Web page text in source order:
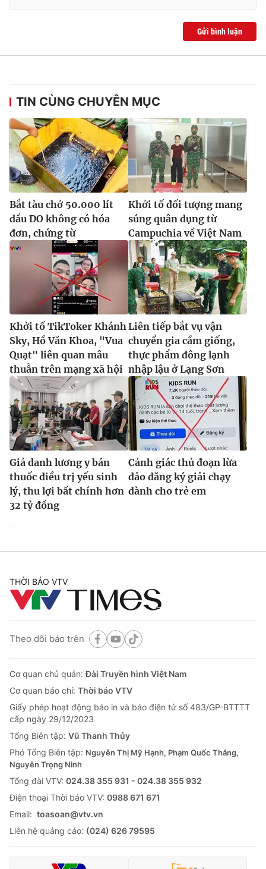
Gửi bình luận
TIN CÙNG CHUYÊN MỤC
Bắt tàu chở 50.000 lít
dầu DO không có hóa
đơn, chứng từ
Khởi tố đối tượng mang
súng quân dụng từ
Campuchia về Việt Nam
Khởi tố TikToker Khánh
Sky, Hồ Văn Khoa, "Vua
Quạt" liên quan mâu
thuẫn trên mạng xã hội
Liên tiếp bắt vụ vận
chuyển gia cầm giống,
thực phẩm đông lạnh
nhập lậu ở Lạng Sơn
Giả danh lương y bán
thuốc điều trị yếu sinh
lý, thu lợi bất chính hơn
32 tỷ đồng
Cảnh giác thủ đoạn lừa
đảo đăng ký giải chạy
dành cho trẻ em
THỜI BÁO VTV
Theo dõi báo trên
Cơ quan chủ quản:Đài Truyền hình Việt Nam
Cơ quan báo chí: Thời báo VTV
Giấy phép hoạt động báo in và báo điện tử số 483/GP-BTTTT
cấp ngày 29/12/2023
Tổng Biên tập: Vũ Thanh Thủy
Phó Tổng Biên tập: Nguyễn Thị Mỹ Hạnh, Phạm Quốc Thắng,
Nguyễn Trọng Ninh
Tổng đài VTV: 024.38 355 931 - 024.38 355 932
Ðiện thoại Thời báo VTV: 0988 671 671
Email: toasoan@vtv.vn
Liên hệ quảng cáo: (024) 626 79595